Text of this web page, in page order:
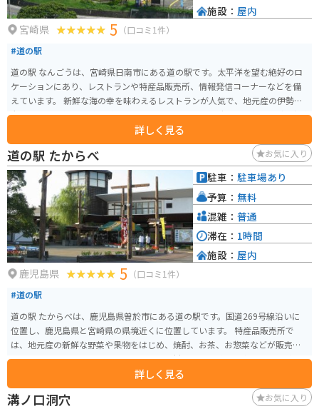
宮崎県 5 （口コミ1件）
#道の駅
道の駅 なんごうは、宮崎県日南市にある道の駅です。太平洋を望む絶好のロ
ケーションにあり、レストランや特産品販売所、情報発信コーナーなどを備
えています。 新鮮な海の幸を味わえるレストランが人気で、地元産の伊勢海
老やカツオを使った料理がおすすめです。また、マンゴーや日向夏など、宮崎
県特産のフルーツを使ったスイーツも人気です。 バイクで訪れる場合、道の
駅 なんごうは太平洋沿岸を走る国道220号線沿いに位置しており、ツーリン
グの休憩場所としても最適です。道の駅には広い駐車場が完備されているの
で、安心してバイクを停めることができます。 周辺には、日南海岸国定公園
や堀切峠など、風光明媚な観光スポットが点在しています。道の駅 なんごう
で休憩を挟みながら、美しい景色を楽しむツーリングはいかがでしょうか。
詳しく見る
施設： 屋内
道の駅 たからべ お気に入り
鹿児島県 5 （口コミ1件）
#道の駅
道の駅 たからべは、鹿児島県曽於市にある道の駅です。国道269号線沿いに
位置し、鹿児島県と宮崎県の県境近くに位置しています。 特産品販売所で
は、地元産の新鮮な野菜や果物をはじめ、焼酎、お茶、お惣菜などが販売さ
れています。レストランでは、地元産の食材を使った料理を楽しむことがで
き、特に「黒豚とんかつ定食」が人気です。また、物産館には、地元の工芸品
や特産品が並びます。 バイクで訪れる場合、道の駅 たからべは、広い駐車場
が完備されているので安心して駐車できます。また、周辺には、雄大な霧島
詳しく見る
駐車： 駐車場あり
予算： 無料
混雑： 普通
滞在： 1時間
施設： 屋内
溝ノ口洞穴 お気に入り